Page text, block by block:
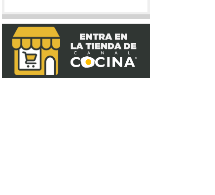
Crema de boletus y huevo de codorniz